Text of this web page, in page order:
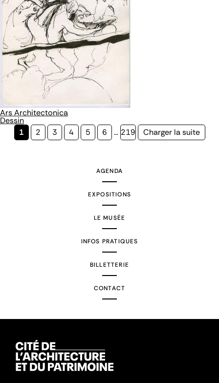
Ars Architectonica
Dessin
Page
1 Page
2 Page
3 Page
4 Page
5 Page
6 … Page
219
Page
Charger la suite
AGENDA
EXPOSITIONS
LE MUSÉE
INFOS PRATIQUES
BILLETTERIE
CONTACT